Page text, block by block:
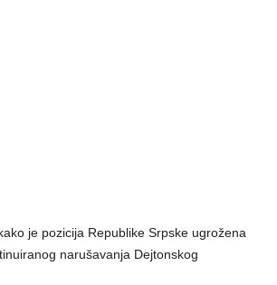
je pozicija Republike Srpske ugrožena
narušavanja Dejtonskog